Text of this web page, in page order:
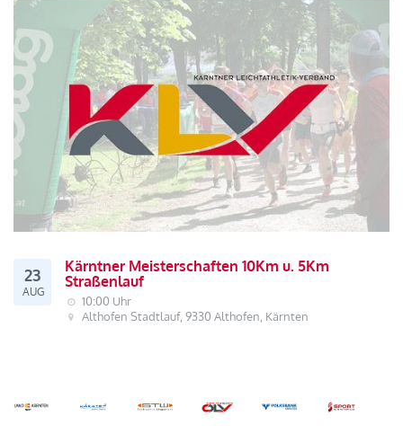
23
AUG
Kärntner Meisterschaften 10Km u. 5Km
Straßenlauf
10:00 Uhr
Althofen Stadtlauf, 9330 Althofen, Kärnten